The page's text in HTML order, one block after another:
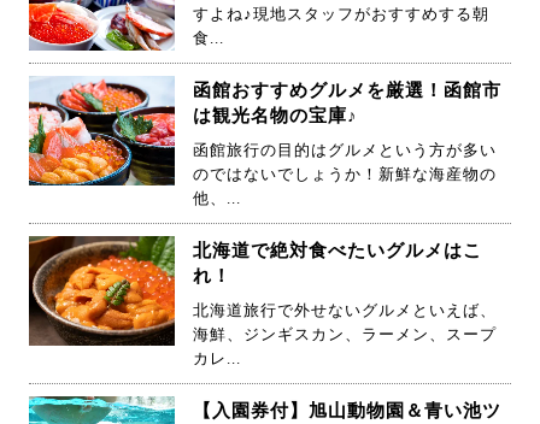
すよね♪現地スタッフがおすすめする朝
食...
函館おすすめグルメを厳選！函館市
は観光名物の宝庫♪
函館旅行の目的はグルメという方が多い
のではないでしょうか！新鮮な海産物の
他、...
北海道で絶対食べたいグルメはこ
れ！
北海道旅行で外せないグルメといえば、
海鮮、ジンギスカン、ラーメン、スープ
カレ...
【入園券付】旭山動物園＆青い池ツ